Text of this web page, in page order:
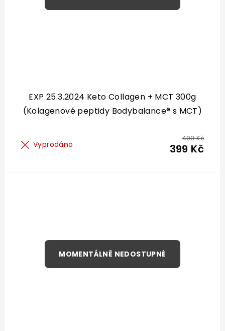
EXP 25.3.2024 Keto Collagen + MCT 300g
(Kolagenové peptidy Bodybalance® s MCT)
Vyprodáno
499 Kč
399 Kč